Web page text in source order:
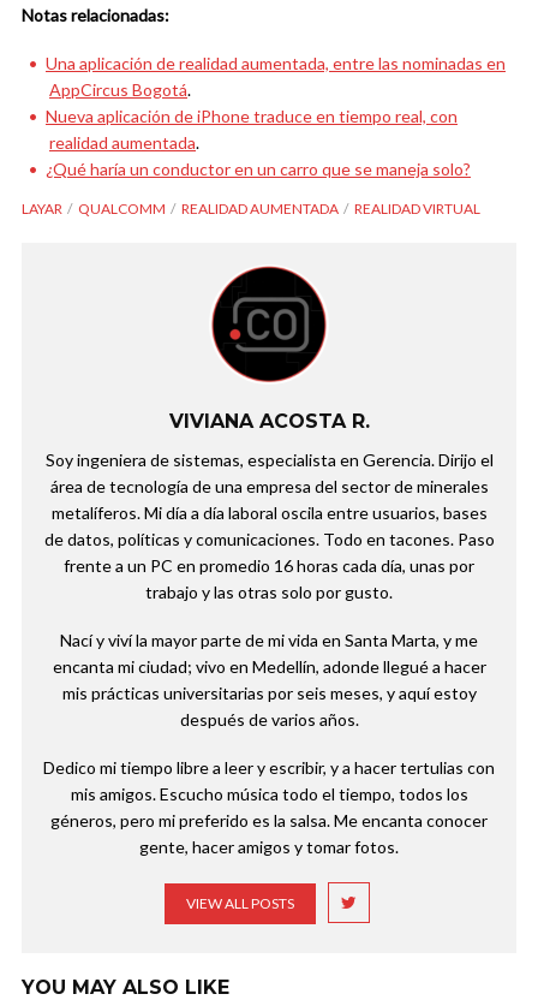
Notas relacionadas:
Una aplicación de realidad aumentada, entre las nominadas en
AppCircus Bogotá.
Nueva aplicación de iPhone traduce en tiempo real, con
realidad aumentada.
¿Qué haría un conductor en un carro que se maneja solo?
LAYAR QUALCOMM REALIDAD AUMENTADA REALIDAD VIRTUAL
VIVIANA ACOSTA R.
Soy ingeniera de sistemas, especialista en Gerencia. Dirijo el
área de tecnología de una empresa del sector de minerales
metalíferos. Mi día a día laboral oscila entre usuarios, bases
de datos, políticas y comunicaciones. Todo en tacones. Paso
frente a un PC en promedio 16 horas cada día, unas por
trabajo y las otras solo por gusto.
Nací y viví la mayor parte de mi vida en Santa Marta, y me
encanta mi ciudad; vivo en Medellín, adonde llegué a hacer
mis prácticas universitarias por seis meses, y aquí estoy
después de varios años.
Dedico mi tiempo libre a leer y escribir, y a hacer tertulias con
mis amigos. Escucho música todo el tiempo, todos los
géneros, pero mi preferido es la salsa. Me encanta conocer
gente, hacer amigos y tomar fotos.
VIEW ALL POSTS
YOU MAY ALSO LIKE